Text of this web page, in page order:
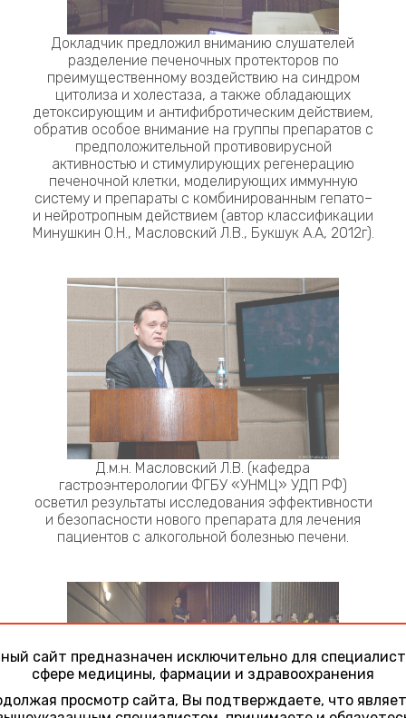
Докладчик предложил вниманию слушателей
разделение печеночных протекторов по
преимущественному воздействию на синдром
цитолиза и холестаза, а также обладающих
детоксирующим и антифибротическим действием,
обратив особое внимание на группы препаратов с
предположительной противовирусной
активностью и стимулирующих регенерацию
печеночной клетки, моделирующих иммунную
систему и препараты с комбинированным гепато–
и нейротропным действием (автор классификации
Минушкин О.Н., Масловский Л.В., Букшук А.А, 2012г).
Д.м.н. Масловский Л.В. (кафедра
гастроэнтерологии ФГБУ «УНМЦ» УДП РФ)
осветил результаты исследования эффективности
и безопасности нового препарата для лечения
пациентов с алкогольной болезнью печени.
сайт предназначен исключительно для
сфере медицины, фармации и здравоохранения
просмотр сайта, Вы подтверждаете, что